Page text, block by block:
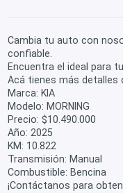
Cambia tu auto con
confiable.
Encuentra el ideal para
Acá tienes más detalles
Marca: KIA
Modelo: MORNING
Precio: $10.490.000
Año: 2025
KM: 10.822
Transmisión: Manual
Combustible: Bencina
¡Contáctanos para